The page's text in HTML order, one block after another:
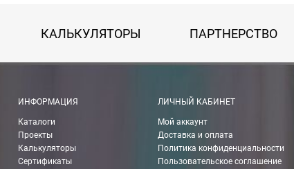
банковской картой или наличными.
Москвы, Московской области и Санкт-Петербурга.
КАЛЬКУЛЯТОРЫ ПАРТНЕРСТВО
ИНФОРМАЦИЯ
Каталоги
Проекты
Калькуляторы
Сертификаты
ЛИЧНЫЙ КАБИНЕТ
Мой аккаунт
Доставка и оплата
Политика конфиденциальности
Пользовательское соглашение